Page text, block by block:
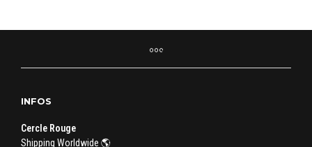
Les
être
INFOS
Cercle Rouge
Shipping Worldwide 🌎